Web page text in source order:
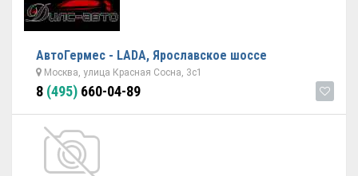
АвтоГермес - LADA, Ярославское шоссе
Москва, улица Красная Сосна, 3с1
8 (495) 660-04-89